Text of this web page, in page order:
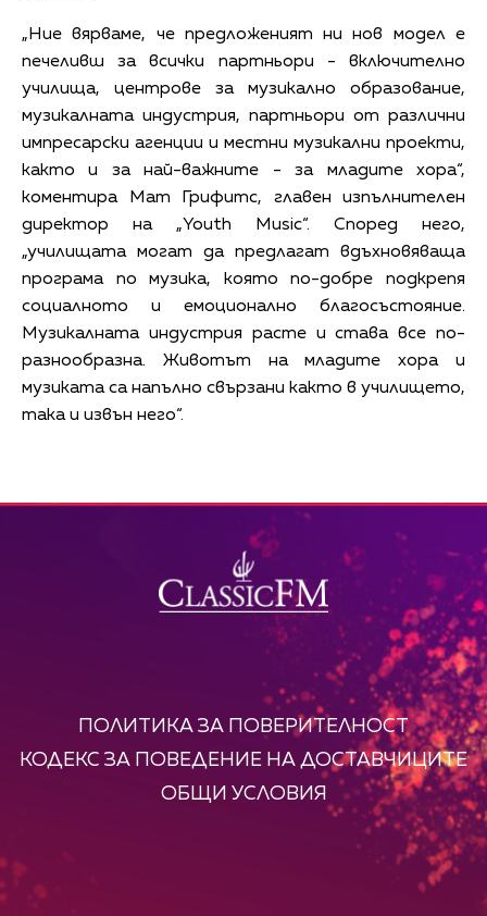
„Ние вярваме, че предложеният ни нов модел е
печеливш за всички партньори - включително
училища, центрове за музикално образование,
музикалната индустрия, партньори от различни
импресарски агенции и местни музикални проекти,
както и за най-важните - за младите хора“,
коментира Мат Грифитс, главен изпълнителен
директор на „Youth Music“. Според него,
„училищата могат да предлагат вдъхновяваща
програма по музика, която по-добре подкрепя
социалното и емоционално благосъстояние.
Музикалната индустрия расте и става все по-
разнообразна. Животът на младите хора и
музиката са напълно свързани както в училището,
така и извън него“.
ПОЛИТИКА ЗА ПОВЕРИТЕЛНОСТ
КОДЕКС ЗА ПОВЕДЕНИЕ НА ДОСТАВЧИЦИТЕ
ОБЩИ УСЛОВИЯ